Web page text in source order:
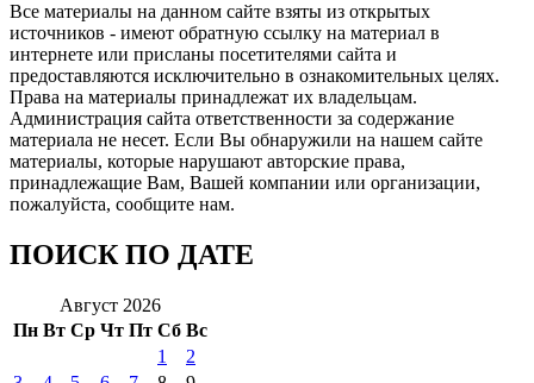
Все материалы на данном сайте взяты из открытых
источников - имеют обратную ссылку на материал в
интернете или присланы посетителями сайта и
предоставляются исключительно в ознакомительных целях.
Права на материалы принадлежат их владельцам.
Администрация сайта ответственности за содержание
материала не несет. Если Вы обнаружили на нашем сайте
материалы, которые нарушают авторские права,
принадлежащие Вам, Вашей компании или организации,
пожалуйста, сообщите нам.
ПОИСК ПО ДАТЕ
Август 2026
Пн Вт Ср Чт Пт Сб Вс
1
2